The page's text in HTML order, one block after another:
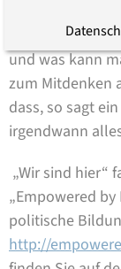
und was kann
zum Mitdenken
dass, so sagt
irgendwann
„Wir sind hier“
„Empowered
politische
http://